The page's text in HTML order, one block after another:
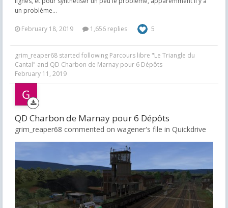
un problème...
February 18, 2019 1,656 replies 5
grim_reaper68 started following Parcours libre "Le Triangle du
Cantal" and QD Charbon de Marnay pour 6 Dépôts
February 11, 2019
QD Charbon de Marnay pour 6 Dépôts
grim_reaper68 commented on wagener's file in Quickdrive